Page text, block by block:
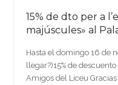
15% de dto per a
majúscules» al
Hasta el domingo 16 de
llegar?)15% de
Amigos del Liceu